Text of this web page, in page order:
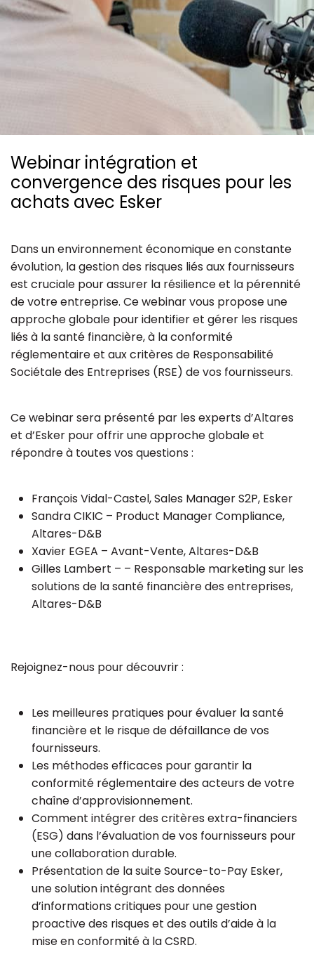
Ressources
Webinar intégration et
convergence des risques pour les
achats avec Esker
Dans un environnement économique en constante
évolution, la gestion des risques liés aux fournisseurs
est cruciale pour assurer la résilience et la pérennité
de votre entreprise. Ce webinar vous propose une
approche globale pour identifier et gérer les risques
liés à la santé financière, à la conformité
réglementaire et aux critères de Responsabilité
Sociétale des Entreprises (RSE) de vos fournisseurs.
Ce webinar sera présenté par les experts d’Altares
et d’Esker pour offrir une approche globale et
répondre à toutes vos questions :
François Vidal-Castel, Sales Manager S2P, Esker
Sandra CIKIC – Product Manager Compliance,
Altares-D&B
Xavier EGEA – Avant-Vente, Altares-D&B
Gilles Lambert – – Responsable marketing sur les
solutions de la santé financière des entreprises,
Altares-D&B
Rejoignez-nous pour découvrir :
Les meilleures pratiques pour évaluer la santé
financière et le risque de défaillance de vos
fournisseurs.
Les méthodes efficaces pour garantir la
conformité réglementaire des acteurs de votre
chaîne d’approvisionnement.
Comment intégrer des critères extra-financiers
(ESG) dans l’évaluation de vos fournisseurs pour
une collaboration durable.
Présentation de la suite Source-to-Pay Esker,
une solution intégrant des données
d’informations critiques pour une gestion
proactive des risques et des outils d’aide à la
mise en conformité à la CSRD.